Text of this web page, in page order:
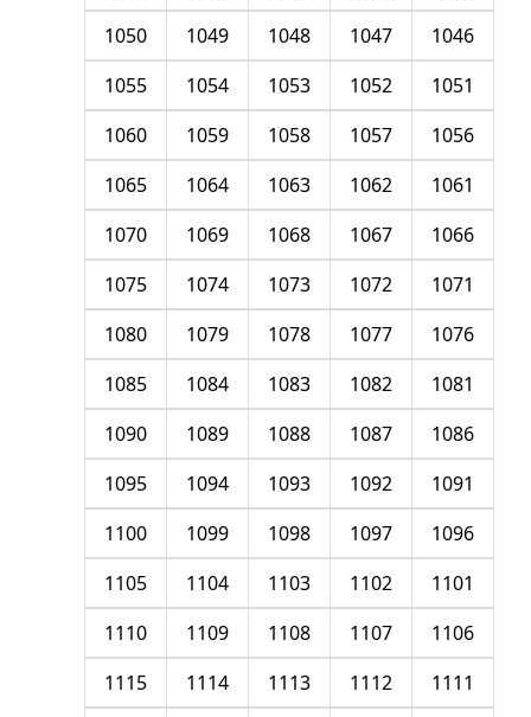
1046
1047
1048
1049
1050
1051
1052
1053
1054
1055
1056
1057
1058
1059
1060
1061
1062
1063
1064
1065
1066
1067
1068
1069
1070
1071
1072
1073
1074
1075
1076
1077
1078
1079
1080
1081
1082
1083
1084
1085
1086
1087
1088
1089
1090
1091
1092
1093
1094
1095
1096
1097
1098
1099
1100
1101
1102
1103
1104
1105
1106
1107
1108
1109
1110
1111
1112
1113
1114
1115